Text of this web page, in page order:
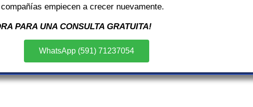
empiecen a crecer nuevamente.
PARA UNA CONSULTA GRATUITA!
WhatsApp (591) 71237054